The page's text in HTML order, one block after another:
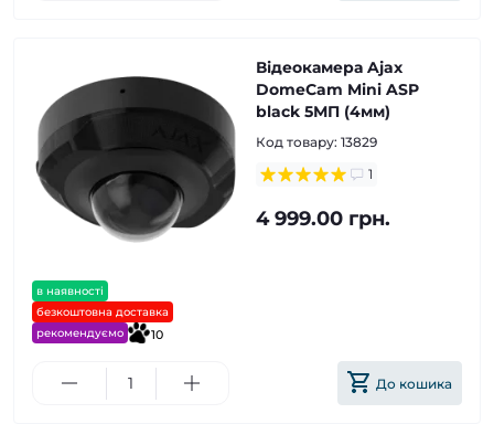
в наявності
безкоштовна доставка
рекомендуємо
10
Відеокамера Ajax
DomeCam Mini ASP
black 5МП (4мм)
Код товару: 13829
1
4 999.00 грн.
До кошика